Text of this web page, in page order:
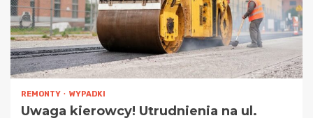
REMONTY WYPADKI
Uwaga kierowcy! Utrudnienia na ul.